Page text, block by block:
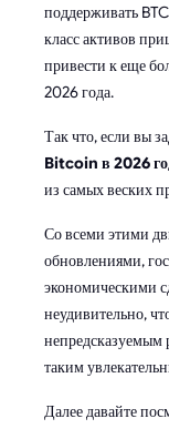
поддерживать
класс активов
привести к еще
2026 года.
Так что, если вы
Bitcoin в 2026
из самых веских
Со всеми этими
обновлениями,
экономическими
неудивительно,
непредсказуемым
таким
Далее давайте